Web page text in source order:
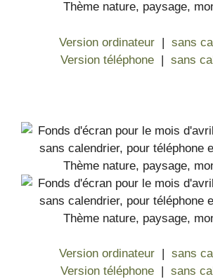
Version ordinateur | sans
Version téléphone| sans
Version ordinateur | sans
Version téléphone| sans